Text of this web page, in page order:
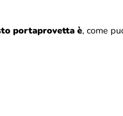
portaprovetta è, come